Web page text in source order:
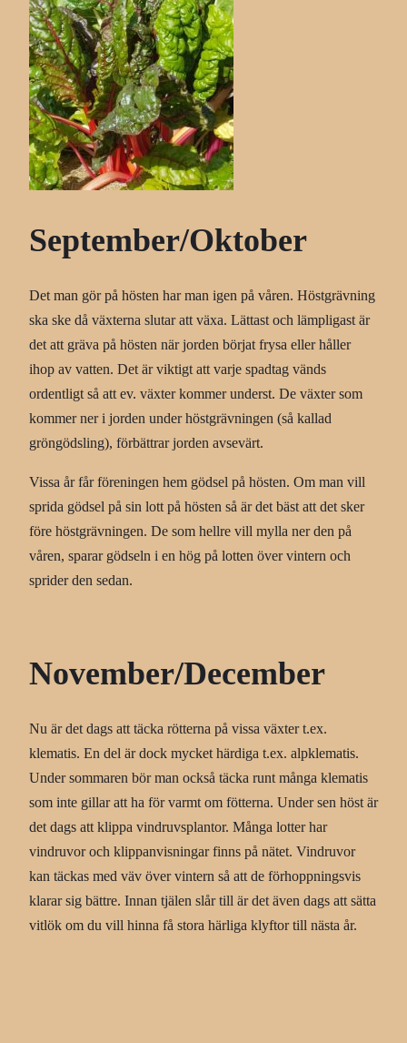
September/Oktober
Det man gör på hösten har man igen på våren. Höstgrävning
ska ske då växterna slutar att växa. Lättast och lämpligast är
det att gräva på hösten när jorden börjat frysa eller håller
ihop av vatten. Det är viktigt att varje spadtag vänds
ordentligt så att ev. växter kommer underst. De växter som
kommer ner i jorden under höstgrävningen (så kallad
gröngödsling), förbättrar jorden avsevärt.
Vissa år får föreningen hem gödsel på hösten. Om man vill
sprida gödsel på sin lott på hösten så är det bäst att det sker
före höstgrävningen. De som hellre vill mylla ner den på
våren, sparar gödseln i en hög på lotten över vintern och
sprider den sedan.
November/December
Nu är det dags att täcka rötterna på vissa växter t.ex.
klematis. En del är dock mycket härdiga t.ex. alpklematis.
Under sommaren bör man också täcka runt många klematis
som inte gillar att ha för varmt om fötterna. Under sen höst är
det dags att klippa vindruvsplantor. Många lotter har
vindruvor och klippanvisningar finns på nätet. Vindruvor
kan täckas med väv över vintern så att de förhoppningsvis
klarar sig bättre. Innan tjälen slår till är det även dags att sätta
vitlök om du vill hinna få stora härliga klyftor till nästa år.